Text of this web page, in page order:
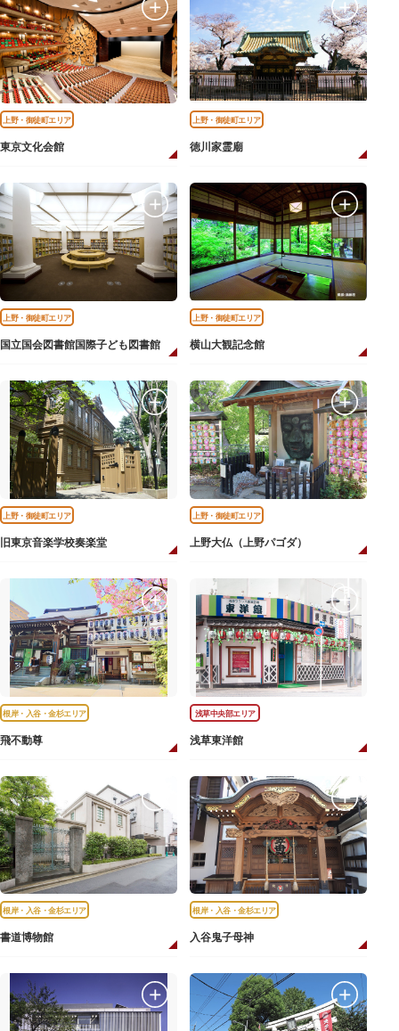
上野・御徒町エリア
東京文化会館
上野・御徒町エリア
徳川家霊廟
上野・御徒町エリア
国立国会図書館国際子ども図書館
上野・御徒町エリア
横山大観記念館
上野・御徒町エリア
旧東京音楽学校奏楽堂
上野・御徒町エリア
上野大仏（上野パゴダ）
根岸・入谷・金杉エリア
飛不動尊
浅草中央部エリア
浅草東洋館
根岸・入谷・金杉エリア
書道博物館
根岸・入谷・金杉エリア
入谷鬼子母神